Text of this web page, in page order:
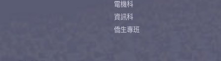
電機科
資訊科
僑生專班